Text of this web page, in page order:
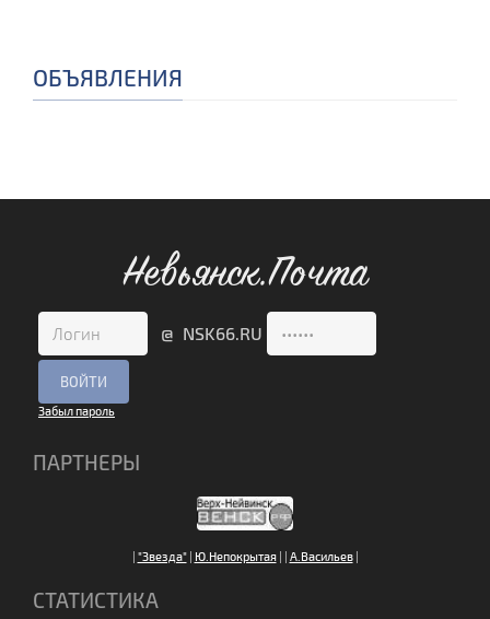
ОБЪЯВЛЕНИЯ
Невьянск.Почта
@ NSK66.RU
Забыл пароль
ПАРТНЕРЫ
| "Звезда"| Ю.Непокрытая| | А.Васильев|
СТАТИСТИКА